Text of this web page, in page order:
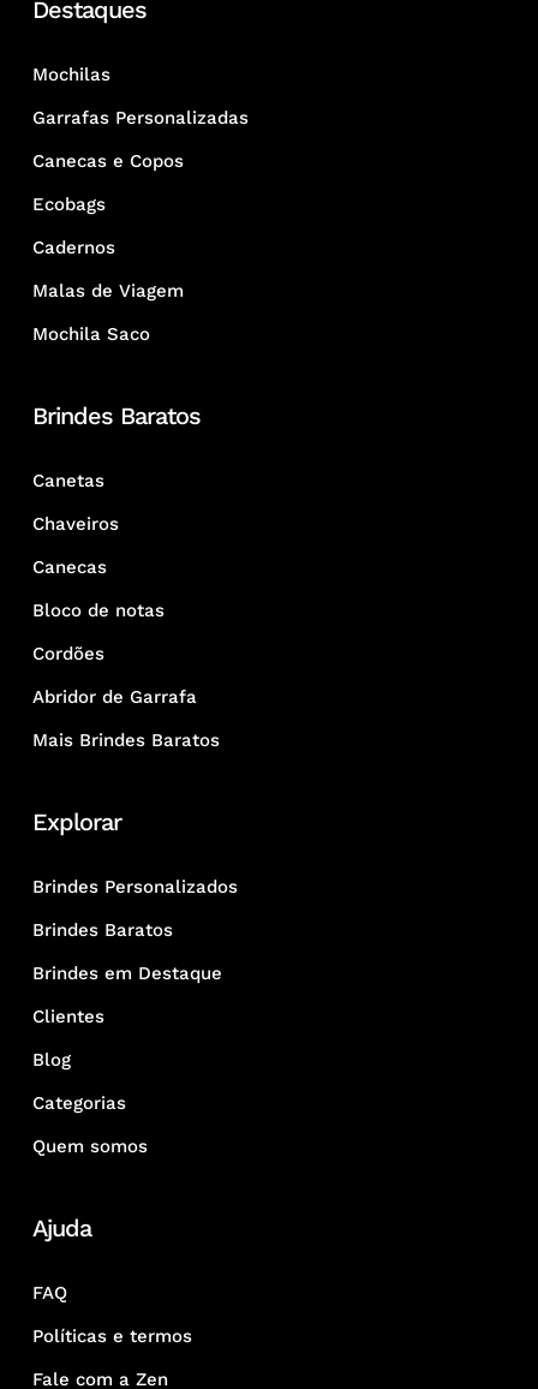
Destaques
Mochilas
Garrafas Personalizadas
Canecas e Copos
Ecobags
Cadernos
Malas de Viagem
Mochila Saco
Brindes Baratos
Canetas
Chaveiros
Canecas
Bloco de notas
Cordões
Abridor de Garrafa
Mais Brindes Baratos
Explorar
Brindes Personalizados
Brindes Baratos
Brindes em Destaque
Clientes
Blog
Categorias
Quem somos
Ajuda
FAQ
Políticas e termos
Fale com a Zen